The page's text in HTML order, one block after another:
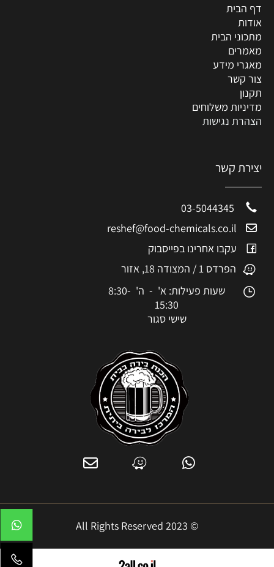
דף הבית
אודות
מתכוני הבית
מאמרים
מאגרי מידע
צור קשר
תקנון
מדיניות משלוחים
הצהרת נגישות
יצירת קשר
reshef@food-chemicals.co.il
עקבו אחרינו בפייסבוק
הפרדס 1 / המצודה 18, אזור
שעות פעילות: א' - ה' 8:30-
15:30
שישי סגור
© 2023 All Rights Reserved